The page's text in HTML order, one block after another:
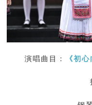
演唱曲目： 《初